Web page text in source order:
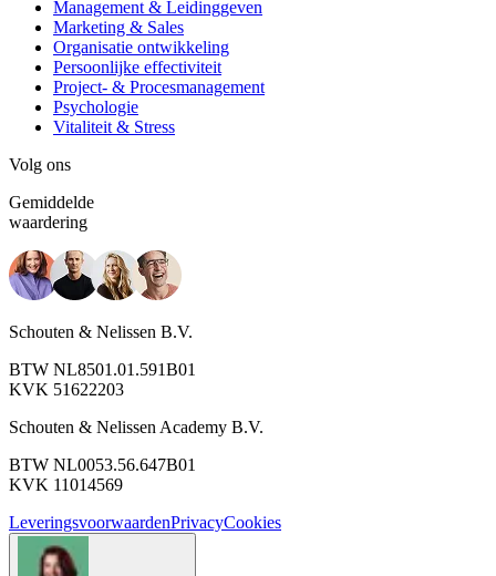
Management & Leidinggeven
Marketing & Sales
Organisatie ontwikkeling
Persoonlijke effectiviteit
Project- & Procesmanagement
Psychologie
Vitaliteit & Stress
Volg ons
Gemiddelde
waardering
Schouten & Nelissen B.V.
BTW NL8501.01.591B01
KVK 51622203
Schouten & Nelissen Academy B.V.
BTW NL0053.56.647B01
KVK 11014569
LeveringsvoorwaardenPrivacyCookies